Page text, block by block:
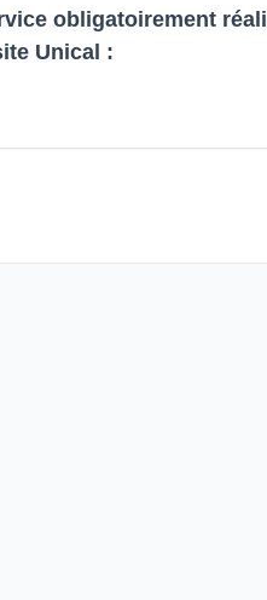
obligatoirement
Unical :